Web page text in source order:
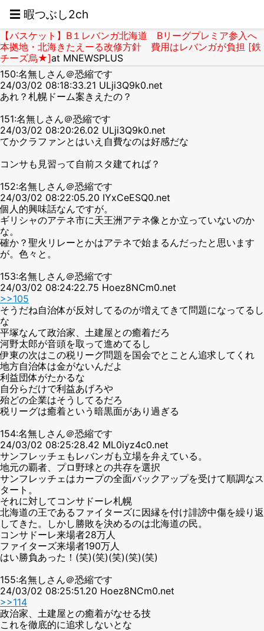
☰ 暇つぶし2ch
【バスケット】B１レバンガ北海道 Bリーグプレミア参入へ
本拠地・北海きたえーる改修方針 費用はレバンガが負担 [鉄
チーズ烏★]at MNEWSPLUS
150:名無しさん＠恐縮です
24/03/02 08:18:33.21 ULji3Q9k0.net
あれ？札幌ドーム案きえたの？
151:名無しさん＠恐縮です
24/03/02 08:20:26.02 ULji3Q9k0.net
てかクラファンとはいえ自費なのは好感だな
コンサも見習って自前スタ建てれば？
152:名無しさん＠恐縮です
24/03/02 08:22:05.20 IYxCeESQ0.net
個人的興味話なんですが。
ギリシャのアテネ市に天王洲アテネ像とか立っていないのか
な。
確か？聖火リレーとかはアテネで始まるんだったと思います
が。色々と。
153:名無しさん＠恐縮です
24/03/02 08:24:22.75 Hoez8NCm0.net
>>105
そうだね自治体が反対してるのが増えてきて問題になってるし
な
平塚なんて政治家、土建屋との癒着だろ
河野太郎が音頭を取って進めてるし
伊東の次はこの税リーグ問題を国会でとことん追求してくれ
地方自治体は金がないんだよ
利益団体がたかるな
自分らだけで利益あげろや
殆どの企業はそうしてるだろ
税リーグは癒着という暗黒面があり過ぎる
154:名無しさん＠恐縮です
24/03/02 08:25:28.42 ML0iyz4c0.net
サンフレッチェもレバンガも立場を弁えている。
地元の覇者、プロ野球との共存を選択
サンフレッチェはカープの全面バックアップを受けて順調なス
タート。
それに対してコンサドーレ札幌
北海道の王であるファイターズに因縁を付け誹謗中傷を繰り返
してきた。しかし勝敗を決めるのは北海道の民。
コンサドーレ来場者28万人
ファイターズ来場者190万人
はい勝負あった！(笑)(笑)(笑)(笑)(笑)
155:名無しさん＠恐縮です
24/03/02 08:25:51.20 Hoez8NCm0.net
>>114
政治家、土建屋との癒着がなせる技
これを徹底的に追求しないとな